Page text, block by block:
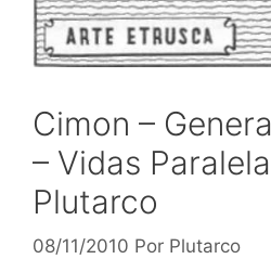
Cimon –
– Vidas
Plutarco
08/11/2010 Por Plutarco